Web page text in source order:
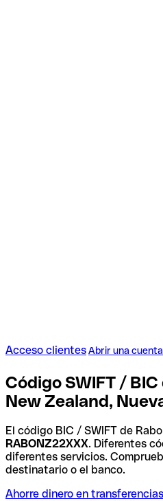
Acceso clientesAbrir una cuenta
Código SWIFT /
New Zealand,
El código BIC / SWIFT de
RABONZ22XXX. Diferentes
diferentes servicios.
destinatario o el banco.
Ahorre dinero en